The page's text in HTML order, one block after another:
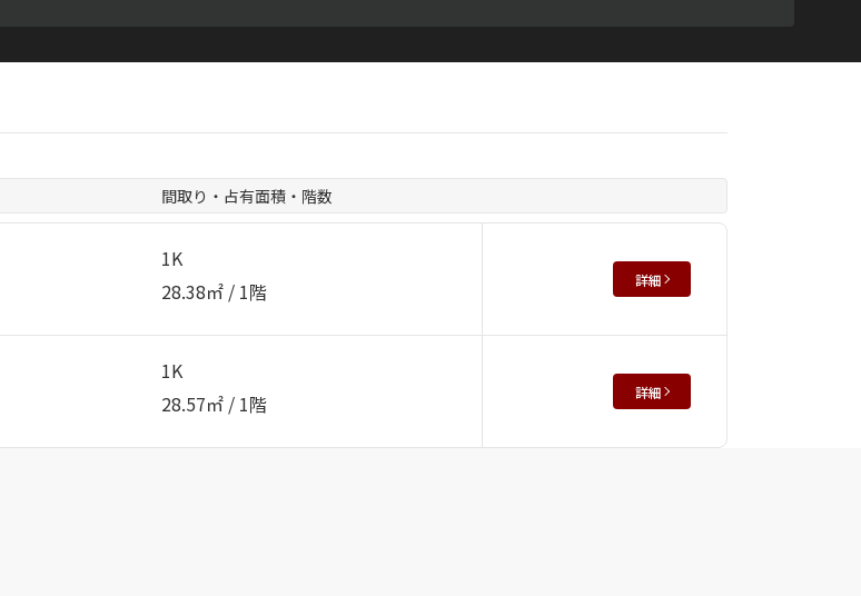
間取り・占有面積・階数
1K
28.38㎡ / 1階
詳細
1K
28.57㎡ / 1階
詳細